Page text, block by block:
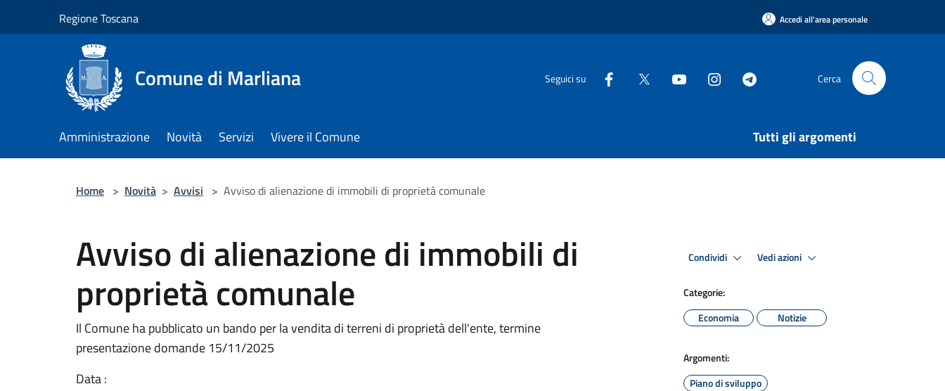
Regione Toscana Accedi all'area personale
Comune di Marliana Seguici su Cerca
Amministrazione Novità Servizi Vivere il Comune Tutti gli argomenti
Home > Novità > Avvisi > Avviso di alienazione di immobili di proprietà comunale
Avviso di alienazione di immobili di
proprietà comunale
Il Comune ha pubblicato un bando per la vendita di terreni di proprietà dell'ente, termine
presentazione domande 15/11/2025
Data :
Condividi Vedi azioni
Categorie:
Economia
Notizie
Argomenti:
Piano di sviluppo